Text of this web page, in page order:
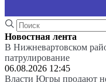
Новостная лента
В Нижневартовском
патрулирование
06.08.2026 12:45
Власти Югры продают